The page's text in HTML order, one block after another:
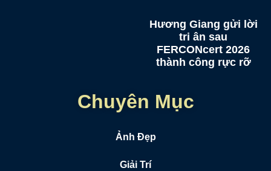
Hương Giang gửi lời
tri ân sau
FERCONcert 2026
thành công rực rỡ
Chuyên Mục
Ảnh Đẹp
Giải Trí